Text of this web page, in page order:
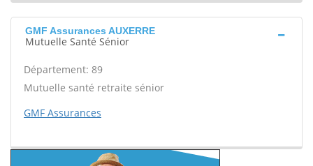
GMF Assurances AUXERRE
Mutuelle Santé Sénior
Département: 89
Mutuelle santé retraite sénior
GMF Assurances